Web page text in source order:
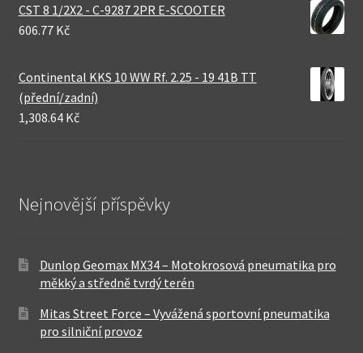
CST 8 1/2X2 - C-9287 2PR E-SCOOTER
606.77 Kč
Continental KKS 10 WW Rf. 2.25 - 19 41B TT
(přední/zadní)
1,308.64 Kč
Nejnovější příspěvky
Dunlop Geomax MX34 – Motokrosová pneumatika pro
měkký a středně tvrdý terén
Mitas Street Force – Vyvážená sportovní pneumatika
pro silniční provoz